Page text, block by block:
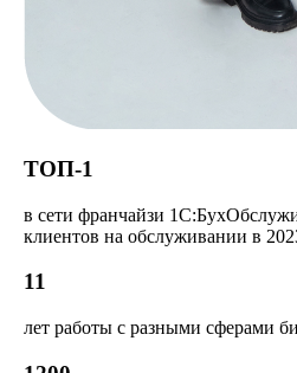
ТОП-1
в сети франчайзи
клиентов на обслуживании в
11
лет работы с разными сферами